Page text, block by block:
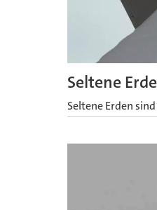
Seltene
Seltene Erden